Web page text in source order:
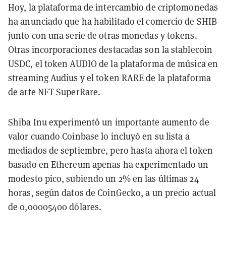
Hoy, la plataforma de intercambio de criptomonedas
ha anunciado que ha habilitado el comercio de SHIB
junto con una serie de otras monedas y tokens.
Otras incorporaciones destacadas son la stablecoin
USDC, el token AUDIO de la plataforma de música en
streaming Audius y el token RARE de la plataforma
de arte NFT SuperRare.
Shiba Inu experimentó un importante aumento de
valor cuando Coinbase lo incluyó en su lista a
mediados de septiembre, pero hasta ahora el token
basado en Ethereum apenas ha experimentado un
modesto pico, subiendo un 2% en las últimas 24
horas, según datos de CoinGecko, a un precio actual
de 0,00005400 dólares.